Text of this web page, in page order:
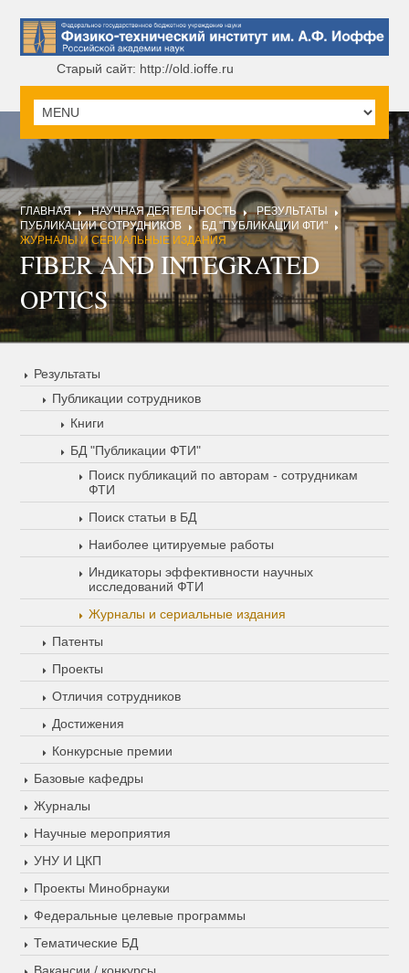
Старый сайт: http://old.ioffe.ru
ГЛАВНАЯ НАУЧНАЯ ДЕЯТЕЛЬНОСТЬ
РЕЗУЛЬТАТЫ
ПУБЛИКАЦИИ СОТРУДНИКОВ
БД "ПУБЛИКАЦИИ ФТИ"
ЖУРНАЛЫ И СЕРИАЛЬНЫЕ ИЗДАНИЯ
FIBER AND INTEGRATED
OPTICS
Результаты
Публикации сотрудников
Книги
БД "Публикации ФТИ"
Поиск публикаций по авторам - сотрудникам
ФТИ
Поиск статьи в БД
Наиболее цитируемые работы
Индикаторы эффективности научных
исследований ФТИ
Журналы и сериальные издания
Патенты
Проекты
Отличия сотрудников
Достижения
Конкурсные премии
Базовые кафедры
Журналы
Научные мероприятия
УНУ И ЦКП
Проекты Минобрнауки
Федеральные целевые программы
Тематические БД